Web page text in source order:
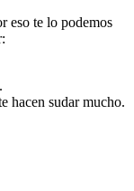
eso te lo podemos
hacen sudar mucho.